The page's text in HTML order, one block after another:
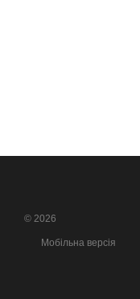
© 2026
Мобільна версія